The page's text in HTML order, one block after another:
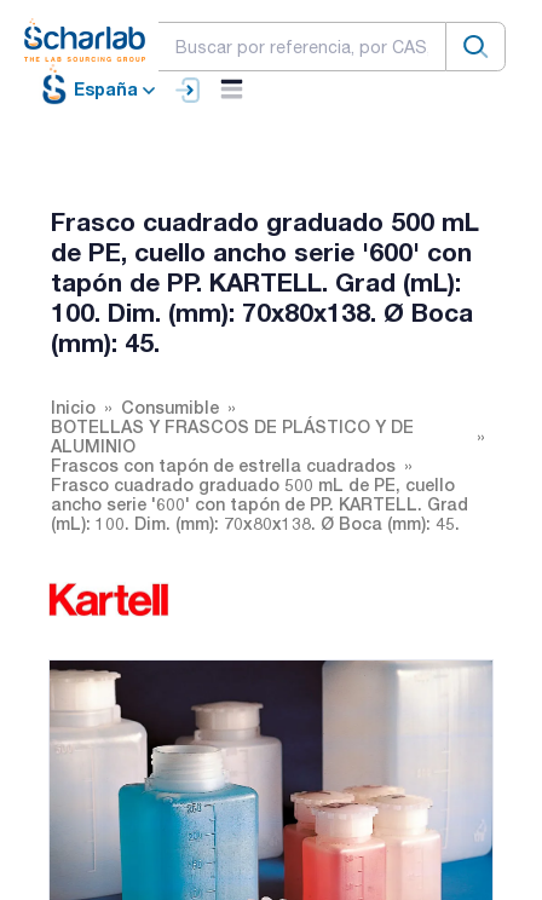
España
Frasco cuadrado graduado 500 mL
de PE, cuello ancho serie '600' con
tapón de PP. KARTELL. Grad (mL):
100. Dim. (mm): 70x80x138. Ø Boca
(mm): 45.
Inicio
Consumible
BOTELLAS Y FRASCOS DE PLÁSTICO Y DE
ALUMINIO
Frascos con tapón de estrella cuadrados
Frasco cuadrado graduado 500 mL de PE, cuello
ancho serie '600' con tapón de PP. KARTELL. Grad
(mL): 100. Dim. (mm): 70x80x138. Ø Boca (mm): 45.